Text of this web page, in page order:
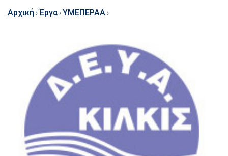
Αρχική ›Έργα ›ΥΜΕΠΕΡΑΑ ›